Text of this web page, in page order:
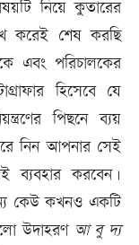
নিয়ে কুতারের
করেই শেষ করছি
এবং পরিচালকের
হিসেবে যে
পিছনে ব্যয়
নিন আপনার সেই
ব্যবহার করবেন।
কেউ কখনও একটি
উদাহরণ আ বুদ্য